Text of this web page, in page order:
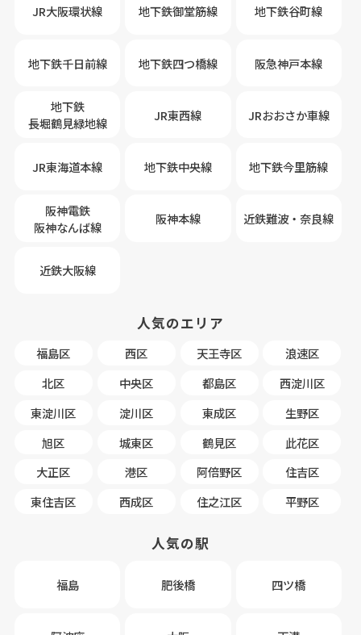
JR大阪環状線 地下鉄御堂筋線 地下鉄谷町線
地下鉄千日前線 地下鉄四つ橋線 阪急神戸本線
地下鉄
長堀鶴見緑地線
JR東西線 JRおおさか車線
JR東海道本線 地下鉄中央線 地下鉄今里筋線
阪神電鉄
阪神なんば線
阪神本線 近鉄難波・奈良線
近鉄大阪線
人気のエリア
福島区 西区 天王寺区
浪速区
北区
中央区 都島区
西淀川区
東淀川区
淀川区 東成区
生野区
旭区
城東区 鶴見区
此花区
大正区
港区 阿倍野区
住吉区
東住吉区
西成区 住之江区 平野区
人気の駅
福島 肥後橋 四ツ橋